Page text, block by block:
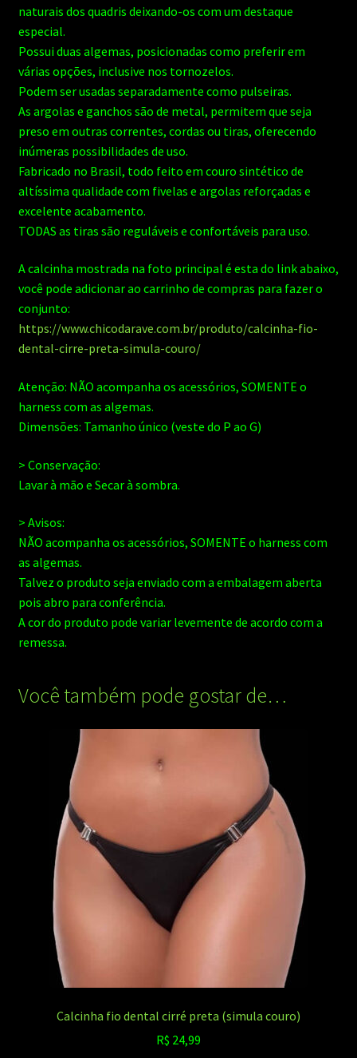
naturais dos quadris deixando-os com um destaque
especial.
Possui duas algemas, posicionadas como preferir em
várias opções, inclusive nos tornozelos.
Podem ser usadas separadamente como pulseiras.
As argolas e ganchos são de metal, permitem que seja
preso em outras correntes, cordas ou tiras, oferecendo
inúmeras possibilidades de uso.
Fabricado no Brasil, todo feito em couro sintético de
altíssima qualidade com fivelas e argolas reforçadas e
excelente acabamento.
TODAS as tiras são reguláveis e confortáveis para uso.
A calcinha mostrada na foto principal é esta do link abaixo,
você pode adicionar ao carrinho de compras para fazer o
conjunto:
https://www.chicodarave.com.br/produto/calcinha-fio-
dental-cirre-preta-simula-couro/
Atenção: NÃO acompanha os acessórios, SOMENTE o
harness com as algemas.
Dimensões: Tamanho único (veste do P ao G)
> Conservação:
Lavar à mão e Secar à sombra.
> Avisos:
NÃO acompanha os acessórios, SOMENTE o harness com
as algemas.
Talvez o produto seja enviado com a embalagem aberta
pois abro para conferência.
A cor do produto pode variar levemente de acordo com a
remessa.
Você também pode gostar de…
Calcinha fio dental cirré preta (simula couro)
R$ 24,99